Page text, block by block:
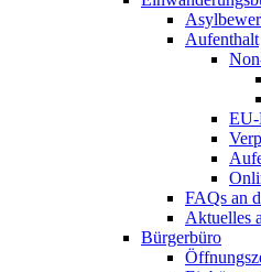
Aufenthalt
EU-
FAQs an
Aktuelles
Bürgerbüro